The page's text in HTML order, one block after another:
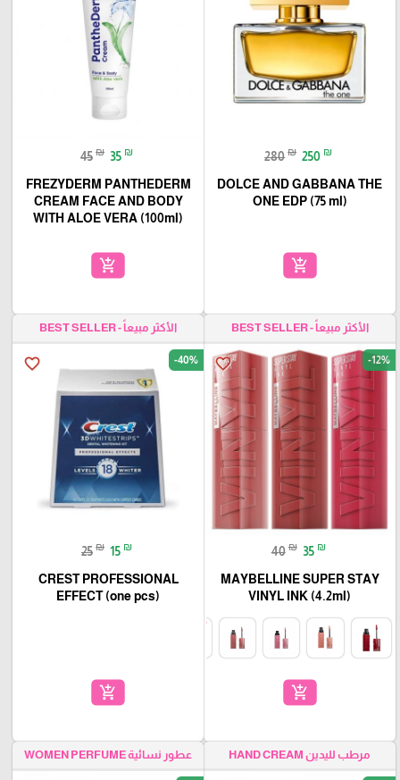
280 ₪ 250 ₪
DOLCE AND GABBANA THE
ONE EDP (75 ml)
add_shopping_cart
45 ₪ 35 ₪
FREZYDERM PANTHEDERM
CREAM FACE AND BODY
WITH ALOE VERA (100ml)
add_shopping_cart
الأكثر مبيعاً - BEST SELLER
favorite_border -12%
40 ₪ 35 ₪
MAYBELLINE SUPER STAY
VINYL INK (4.2ml)
add_shopping_cart
الأكثر مبيعاً - BEST SELLER
favorite_border -40%
25 ₪ 15 ₪
CREST PROFESSIONAL
EFFECT (one pcs)
add_shopping_cart
مرطب لليدين HAND CREAM عطور نسائية WOMEN PERFUME